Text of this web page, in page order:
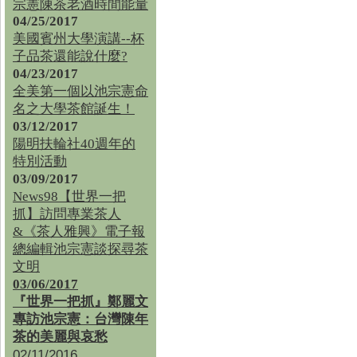
宗憲陳茶老酒時間能量
04/25/2017
美國賓州大學演講--杯
子品茶還能說什麼?
04/23/2017
全美第一個以池宗憲命
名之大學茶館誕生！
03/12/2017
陽明扶輪社40週年的
特別活動
03/09/2017
News98【世界一把
抓】訪問專業茶人
&《茶人雅興》電子報
總編輯池宗憲談探尋茶
文明
03/06/2017
『世界一把抓』鄭麗文
專訪池宗憲：台灣陳年
茶的美麗與哀愁